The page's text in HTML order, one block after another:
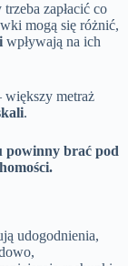
zapłacić co
mogą się różnić,
wpływają na ich
większy metraż
.
powinny brać pod
udogodnienia,